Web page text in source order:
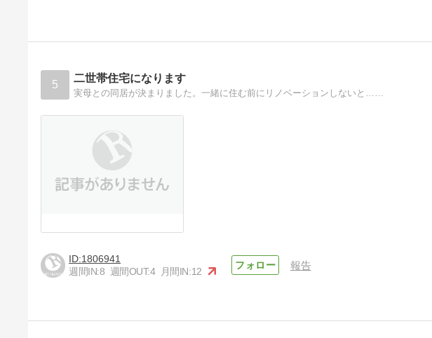
5 二世帯住宅になります
実母との同居が決まりました。一緒に住む前にリノベーションしないと……
1806941
週間IN:8 週間OUT:4 月間IN:12
報告